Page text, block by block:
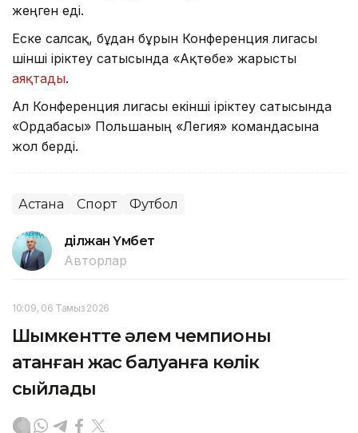
жеңген еді.
Еске салсақ, бұдан бұрын Конференция лигасы
үшінші іріктеу сатысында «Ақтөбе» жарысты
аяқтады.
Ал Конференция лигасы екінші іріктеу сатысында
«Ордабасы» Польшаның «Легия» командасына
жол берді.
Астана Спорт Футбол
Әділжан Үмбет
Авторлар
10:09, 06 Тамыз 2026
Шымкентте әлем чемпионы
атанған жас балуанға көлік
сыйлады